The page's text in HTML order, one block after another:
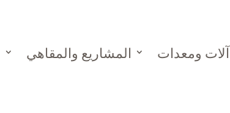
آلات ومعدات المشاريع والمقاهي